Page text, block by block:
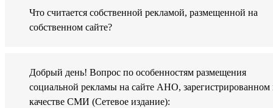
Что считается собственной рекламой, размещенной на
собственном сайте?
Добрый день! Вопрос по особенностям размещения
социальной рекламы на сайте АНО, зарегистрированном
качестве СМИ (Сетевое издание):